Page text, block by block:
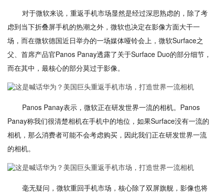
对于微软来说，重返手机市场显然是经过深思熟虑的，除了考
虑到当下折叠屏手机的热潮之外，微软也决定在影像方面大干一
场，而在微软德国近日举办的一场媒体哑铃会上，微软Surface之
父、首席产品官Panos Panay透露了关于Surface Duo的部分细节，
而在其中，最核心的部分莫过于影像。
Panos Panay表示，微软正在研发世界一流的相机。Panos
Panay称我们很清楚相机在手机中的地位，如果Surface没有一流的
相机，那么消费者可能不会考虑购买，因此我们正在研发世界一流
的相机。
毫无疑问，微软重回手机市场，核心除了双屏旗舰，影像也将